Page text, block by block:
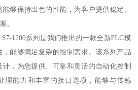
够保持出色的性能，为客户提供稳定、
。
系列是我们推出的一款全新PLC模
能够满足复杂的控制需求。该系列产品
，为您提供、可靠和灵活的自动化控制
理能力和丰富的接口选项，能够与传感